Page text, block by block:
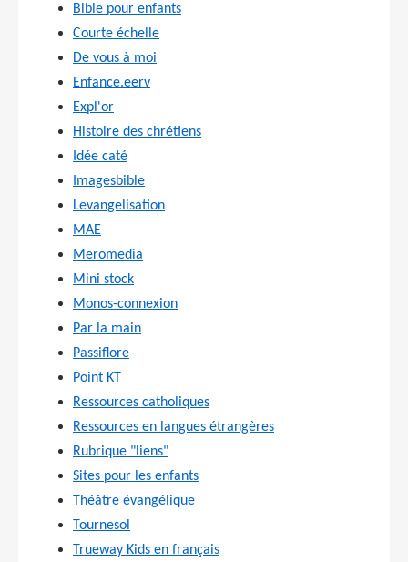
Bible pour enfants
Courte échelle
De vous à moi
Enfance.eerv
Expl'or
Histoire des chrétiens
Idée caté
Imagesbible
Levangelisation
MAE
Meromedia
Mini stock
Monos-connexion
Par la main
Passiflore
Point KT
Ressources catholiques
Ressources en langues étrangères
Rubrique "liens"
Sites pour les enfants
Théâtre évangélique
Tournesol
Trueway Kids en français